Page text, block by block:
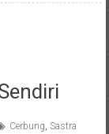
Cerbung, Sastra